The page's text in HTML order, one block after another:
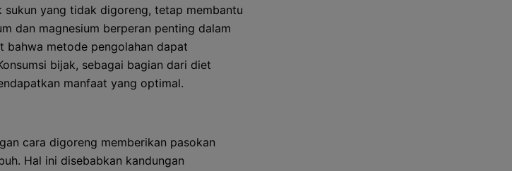
sukun yang tidak digoreng, tetap membantu
dan magnesium berperan penting dalam
bahwa metode pengolahan dapat
bijak, sebagai bagian dari diet
manfaat yang optimal.
cara digoreng memberikan pasokan
Hal ini disebabkan kandungan